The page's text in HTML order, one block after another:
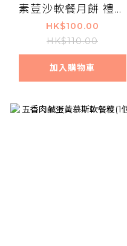
素荳沙軟餐月餅 禮盒
兩件裝
HK$100.00
HK$110.00
加入購物車